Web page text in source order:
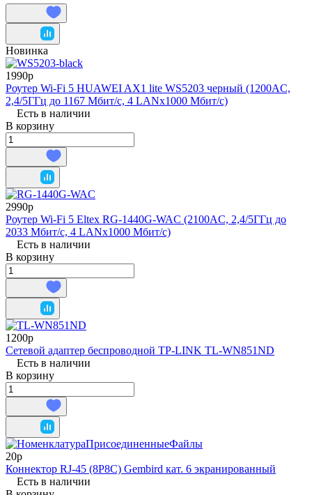
Новинка
1990р
Роутер Wi-Fi 5 HUAWEI AX1 lite WS5203 черный (1200AC,
2,4/5ГГц до 1167 Мбит/с, 4 LANx1000 Мбит/с)
Есть в наличии
В корзину
2990р
Роутер Wi-Fi 5 Eltex RG-1440G-WAC (2100AC, 2,4/5ГГц до
2033 Мбит/с, 4 LANx1000 Мбит/с)
Есть в наличии
В корзину
1200р
Сетевой адаптер беспроводной TP-LINK TL-WN851ND
Есть в наличии
В корзину
20р
Коннектор RJ-45 (8P8C) Gembird кат. 6 экранированный
Есть в наличии